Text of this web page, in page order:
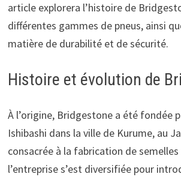
article explorera l’histoire de
différentes gammes de pneus, ainsi
matière de durabilité et de sécurité.
Histoire et évolution de
À l’origine, Bridgestone a été fondée
Ishibashi dans la ville de Kurume, au
consacrée à la fabrication de
l’entreprise s’est diversifiée pour